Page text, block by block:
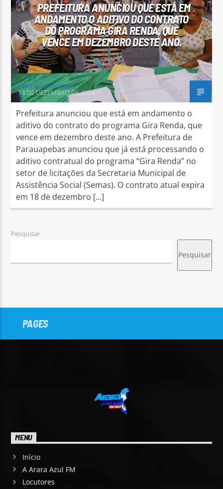
PREFEITURA ANUNCIOU QUE ESTÁ EM
ANDAMENTO O ADITIVO DO CONTRATO
DO PROGRAMA GIRA RENDA, QUE
VENCE EM DEZEMBRO DESTE ANO.
Henrique Gonzaga
13 DE DEZEMBRO DE 2024
Prefeitura anunciou que está em andamento o
aditivo do contrato do programa Gira Renda, que
vence em dezembro deste ano. A Prefeitura de
Parauapebas anunciou que já está processando o
aditivo contratual do programa “Gira Renda” no
setor de licitações da Secretaria Municipal de
Assistência Social (Semas). O contrato atual expira
em 18 de dezembro […]
Pesquisar
Pesquisar
PAGES
MENU
Início
A Arara Azul FM
Locutores